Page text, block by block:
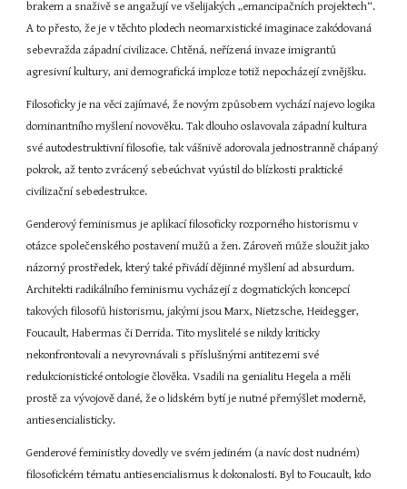
brakem a snaživě se angažují ve všelijakých „emancipačních projektech“.
A to přesto, že je v těchto plodech neomarxistické imaginace zakódovaná
sebevražda západní civilizace. Chtěná, neřízená invaze imigrantů
agresivní kultury, ani demografická imploze totiž nepocházejí zvnějšku.
Filosoficky je na věci zajímavé, že novým způsobem vychází najevo logika
dominantního myšlení novověku. Tak dlouho oslavovala západní kultura
své autodestruktivní filosofie, tak vášnivě adorovala jednostranně chápaný
pokrok, až tento zvrácený sebeúchvat vyústil do blízkosti praktické
civilizační sebedestrukce.
Genderový feminismus je aplikací filosoficky rozporného historismu v
otázce společenského postavení mužů a žen. Zároveň může sloužit jako
názorný prostředek, který také přivádí dějinné myšlení ad absurdum.
Architekti radikálního feminismu vycházejí z dogmatických koncepcí
takových filosofů historismu, jakými jsou Marx, Nietzsche, Heidegger,
Foucault, Habermas či Derrida. Tito myslitelé se nikdy kriticky
nekonfrontovali a nevyrovnávali s příslušnými antitezemi své
redukcionistické ontologie člověka. Vsadili na genialitu Hegela a měli
prostě za vývojově dané, že o lidském bytí je nutné přemýšlet moderně,
antiesencialisticky.
Genderové feministky dovedly ve svém jediném (a navíc dost nudném)
filosofickém tématu antiesencialismus k dokonalosti. Byl to Foucault, kdo